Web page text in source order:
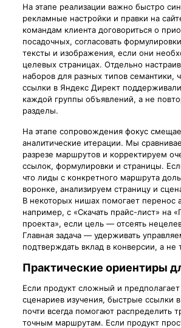
На этапе реализации важно быстро
рекламные настройки и правки на
командам клиента договориться о
посадочных, согласовать
тексты и изображения, если они
целевых страницах. Отдельно
наборов для разных типов семантики,
ссылки в Яндекс Директ
каждой группы объявлений, а не
разделы.
На этапе сопровождения фокус
аналитические итерации. Мы
разрезе маршрутов и корректируем
ссылок, формулировки и страницы.
что лиды с конкретного маршрута
воронке, анализируем страницу и
В некоторых нишах помогает перенос
например, с «Скачать прайс-лист» на
проекта», если цель — отсеять
Главная задача — удерживать
подтверждать вклад в конверсии, а не
Практические ориентиры
Если продукт сложный и предполагает
сценариев изучения, быстрые ссылки
почти всегда помогают распределить
точным маршрутам. Если продукт